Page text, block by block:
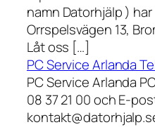
namn Datorhjälp ) har
Orrspelsvägen 13,
Låt oss […]
PC Service Arlanda
PC Service Arlanda
08 37 21 00 och E-